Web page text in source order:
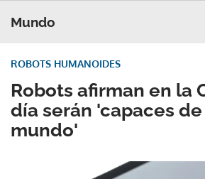
Mundo
Robots afirman en la
día serán 'capaces
mundo'
ROBOTS HUMANOIDES